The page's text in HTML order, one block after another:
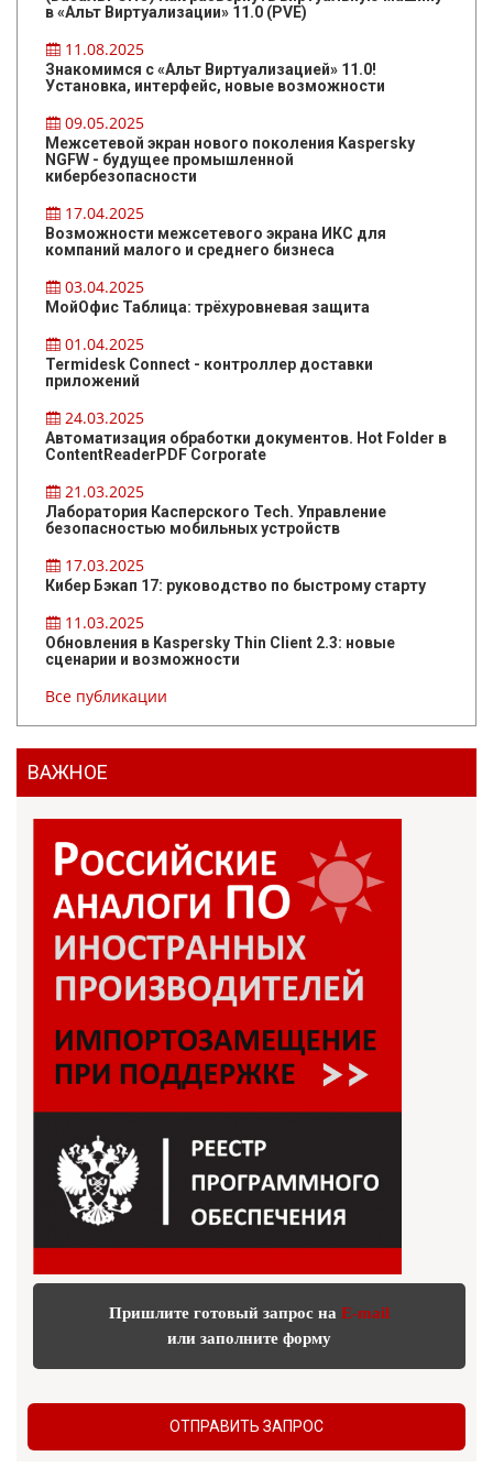
в «Альт Виртуализации» 11.0 (PVE)
11.08.2025
Знакомимся с «Альт Виртуализацией» 11.0!
Установка, интерфейс, новые возможности
09.05.2025
Межсетевой экран нового поколения Kaspersky
NGFW - будущее промышленной
кибербезопасности
17.04.2025
Возможности межсетевого экрана ИКС для
компаний малого и среднего бизнеса
03.04.2025
МойОфис Таблица: трёхуровневая защита
01.04.2025
Termidesk Connect - контроллер доставки
приложений
24.03.2025
Автоматизация обработки документов. Hot Folder в
ContentReaderPDF Corporate
21.03.2025
Лаборатория Касперского Tech. Управление
безопасностью мобильных устройств
17.03.2025
Кибер Бэкап 17: руководство по быстрому старту
11.03.2025
Обновления в Kaspersky Thin Client 2.3: новые
сценарии и возможности
Все публикации
ВАЖНОЕ
Пришлите готовый запрос на E-mail
или заполните форму
ОТПРАВИТЬ ЗАПРОС